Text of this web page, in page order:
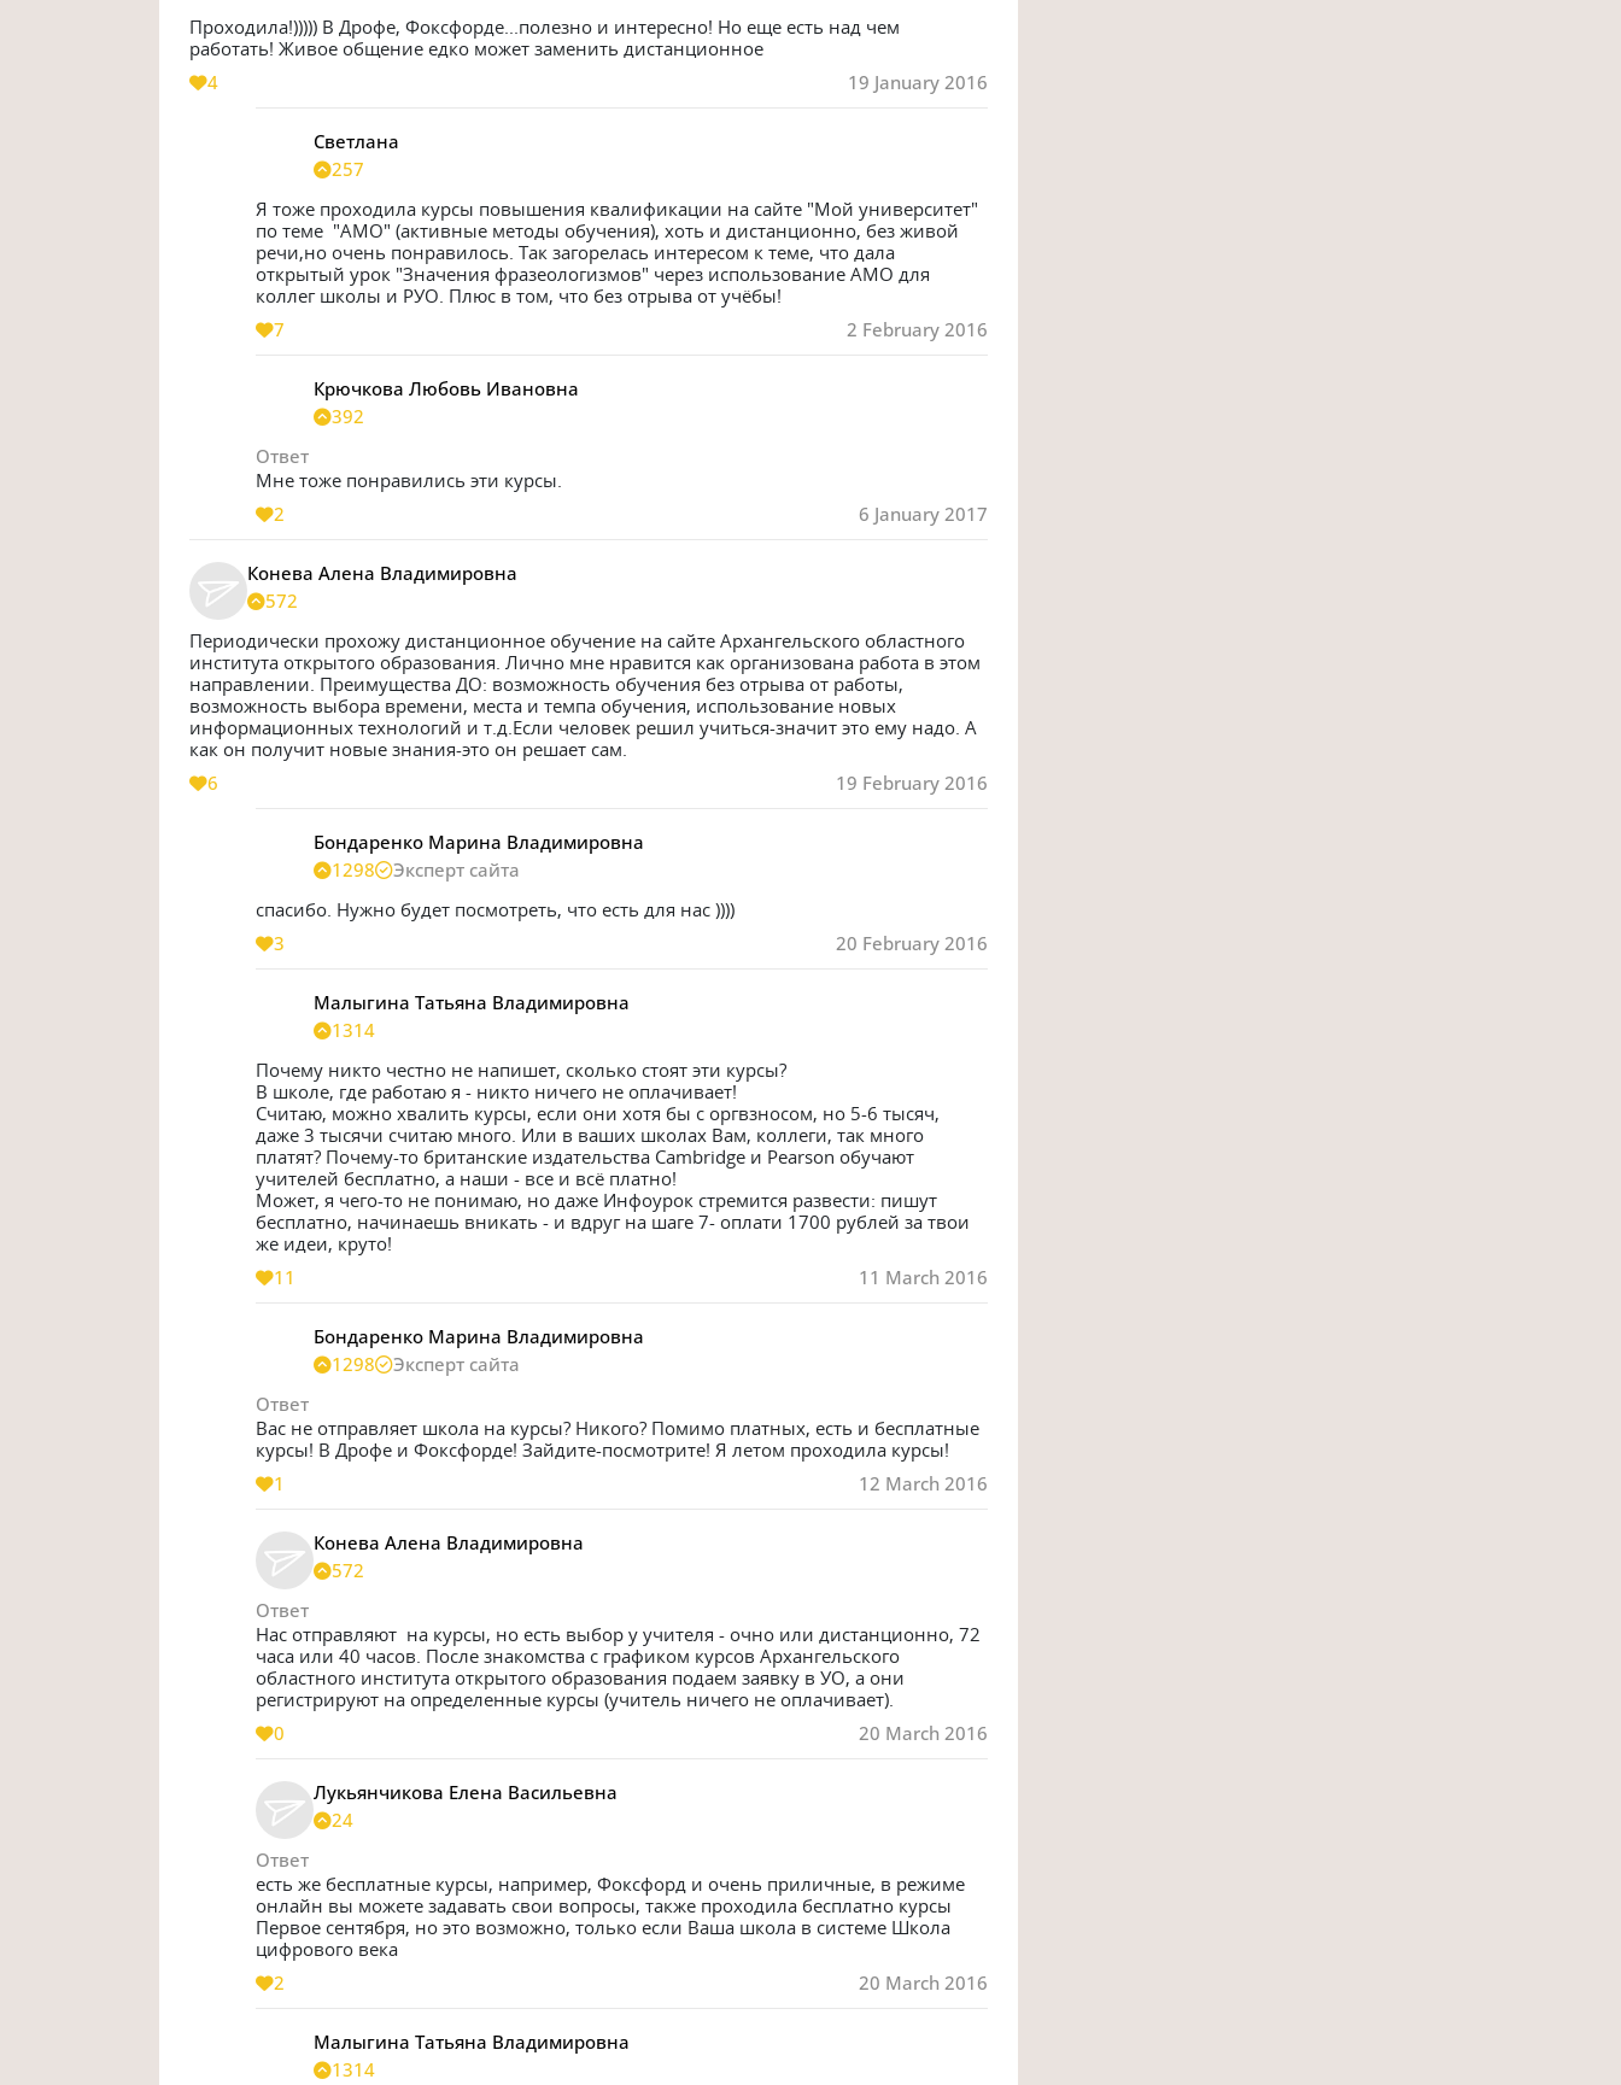
Проходила!))))) В Дрофе, Фоксфорде...полезно и интересно! Но еще есть над чем
работать! Живое общение едко может заменить дистанционное
4
19 January 2016
Светлана
257
Я тоже проходила курсы повышения квалификации на сайте "Мой университет"
по теме  "АМО" (активные методы обучения), хоть и дистанционно, без живой
речи,но очень понравилось. Так загорелась интересом к теме, что дала
открытый урок "Значения фразеологизмов" через использование АМО для
коллег школы и РУО. Плюс в том, что без отрыва от учёбы!
7
2 February 2016
Крючкова Любовь Ивановна
392
Ответ
Мне тоже понравились эти курсы.
2
6 January 2017
Конева Алена Владимировна
572
Периодически прохожу дистанционное обучение на сайте Архангельского областного
института открытого образования. Лично мне нравится как организована работа в этом
направлении. Преимущества ДО: возможность обучения без отрыва от работы,
возможность выбора времени, места и темпа обучения, использование новых
информационных технологий и т.д.Если человек решил учиться-значит это ему надо. А
как он получит новые знания-это он решает сам.
6
19 February 2016
Бондаренко Марина Владимировна
1298
Эксперт сайта
спасибо. Нужно будет посмотреть, что есть для нас ))))
3
20 February 2016
Малыгина Татьяна Владимировна
1314
Почему никто честно не напишет, сколько стоят эти курсы?
В школе, где работаю я - никто ничего не оплачивает!
Считаю, можно хвалить курсы, если они хотя бы с оргвзносом, но 5-6 тысяч,
даже 3 тысячи считаю много. Или в ваших школах Вам, коллеги, так много
платят? Почему-то британские издательства Cambridge и Pearson обучают
учителей бесплатно, а наши - все и всё платно!
Может, я чего-то не понимаю, но даже Инфоурок стремится развести: пишут
бесплатно, начинаешь вникать - и вдруг на шаге 7- оплати 1700 рублей за твои
же идеи, круто!
11
11 March 2016
Бондаренко Марина Владимировна
1298
Эксперт сайта
Ответ
Вас не отправляет школа на курсы? Никого? Помимо платных, есть и бесплатные
курсы! В Дрофе и Фоксфорде! Зайдите-посмотрите! Я летом проходила курсы!
1
12 March 2016
Конева Алена Владимировна
572
Ответ
Нас отправляют  на курсы, но есть выбор у учителя - очно или дистанционно, 72
часа или 40 часов. После знакомства с графиком курсов Архангельского
областного института открытого образования подаем заявку в УО, а они
регистрируют на определенные курсы (учитель ничего не оплачивает).
0
20 March 2016
Лукьянчикова Елена Васильевна
24
Ответ
есть же бесплатные курсы, например, Фоксфорд и очень приличные, в режиме
онлайн вы можете задавать свои вопросы, также проходила бесплатно курсы
Первое сентября, но это возможно, только если Ваша школа в системе Школа
цифрового века
2
20 March 2016
Малыгина Татьяна Владимировна
1314